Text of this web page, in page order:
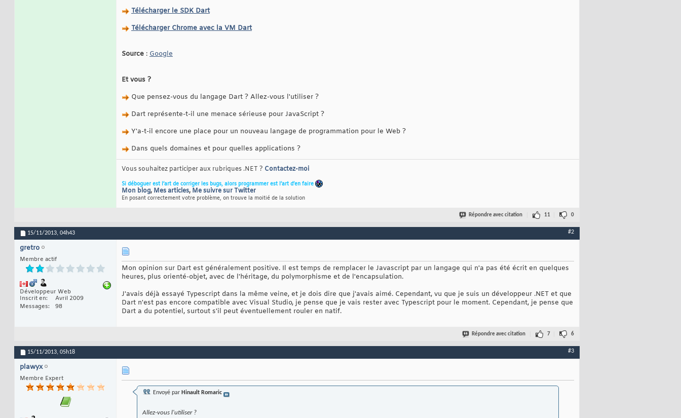
Télécharger le SDK Dart
Télécharger Chrome avec la VM Dart
Source : Google
Et vous ?
Que pensez-vous du langage Dart ? Allez-vous l'utiliser ?
Dart représente-t-il une menace sérieuse pour JavaScript ?
Y'a-t-il encore une place pour un nouveau langage de programmation pour le Web ?
Dans quels domaines et pour quelles applications ?
Vous souhaitez participer aux rubriques .NET ? Contactez-moi
Si déboguer est l’art de corriger les bugs, alors programmer est l’art d’en faire
Mon blog, Mes articles, Me suivre sur Twitter
En posant correctement votre problème, on trouve la moitié de la solution
Répondre avec citation 11 0
15/11/2013, 04h43 #2
gretro
Membre actif
Développeur Web
Inscrit en
Avril 2009
Messages
98
Mon opinion sur Dart est généralement positive. Il est temps de remplacer le Javascript par un langage qui n'a pas été écrit en quelques
heures, plus orienté-objet, avec de l'héritage, du polymorphisme et de l'encapsulation.
J'avais déjà essayé Typescript dans la même veine, et je dois dire que j'avais aimé. Cependant, vu que je suis un développeur .NET et que
Dart n'est pas encore compatible avec Visual Studio, je pense que je vais rester avec Typescript pour le moment. Cependant, je pense que
Dart a du potentiel, surtout s'il peut éventuellement rouler en natif.
Répondre avec citation 7 6
15/11/2013, 05h18 #3
plawyx
Membre Expert
Envoyé par Hinault Romaric
Allez-vous l'utiliser ?